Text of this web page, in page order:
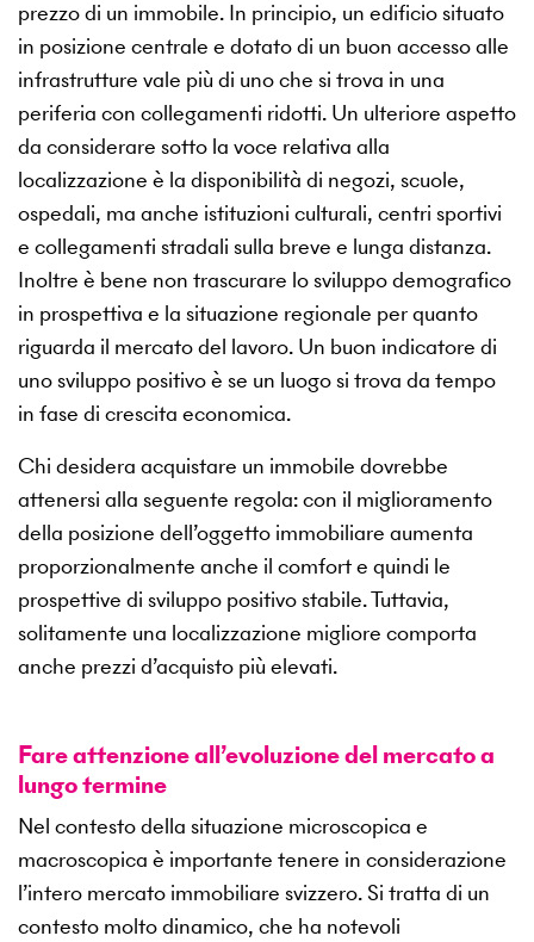
prezzo di un immobile. In principio, un edificio situato
in posizione centrale e dotato di un buon accesso alle
infrastrutture vale più di uno che si trova in una
periferia con collegamenti ridotti. Un ulteriore aspetto
da considerare sotto la voce relativa alla
localizzazione è la disponibilità di negozi, scuole,
ospedali, ma anche istituzioni culturali, centri sportivi
e collegamenti stradali sulla breve e lunga distanza.
Inoltre è bene non trascurare lo sviluppo demografico
in prospettiva e la situazione regionale per quanto
riguarda il mercato del lavoro. Un buon indicatore di
uno sviluppo positivo è se un luogo si trova da tempo
in fase di crescita economica.
Chi desidera acquistare un immobile dovrebbe
attenersi alla seguente regola: con il miglioramento
della posizione dell’oggetto immobiliare aumenta
proporzionalmente anche il comfort e quindi le
prospettive di sviluppo positivo stabile. Tuttavia,
solitamente una localizzazione migliore comporta
anche prezzi d’acquisto più elevati.
Fare attenzione all’evoluzione del mercato a
lungo termine
Nel contesto della situazione microscopica e
macroscopica è importante tenere in considerazione
l’intero mercato immobiliare svizzero. Si tratta di un
contesto molto dinamico, che ha notevoli